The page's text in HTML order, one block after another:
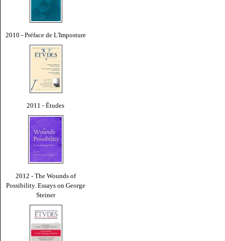
2010 - Préface de L'Imposture
2011 - Études
2012 - The Wounds of
Possibility. Essays on George
Steiner